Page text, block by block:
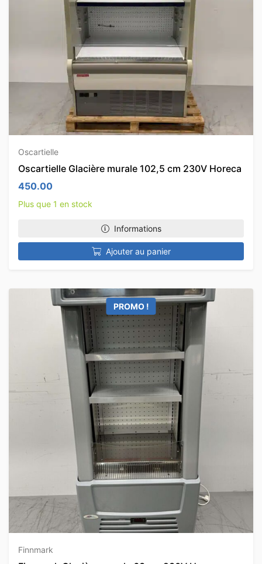
Oscartielle
Oscartielle Glacière murale 102,5 cm 230V Horeca
450.00
Plus que 1 en stock
Informations
Ajouter au panier
PROMO !
Finnmark